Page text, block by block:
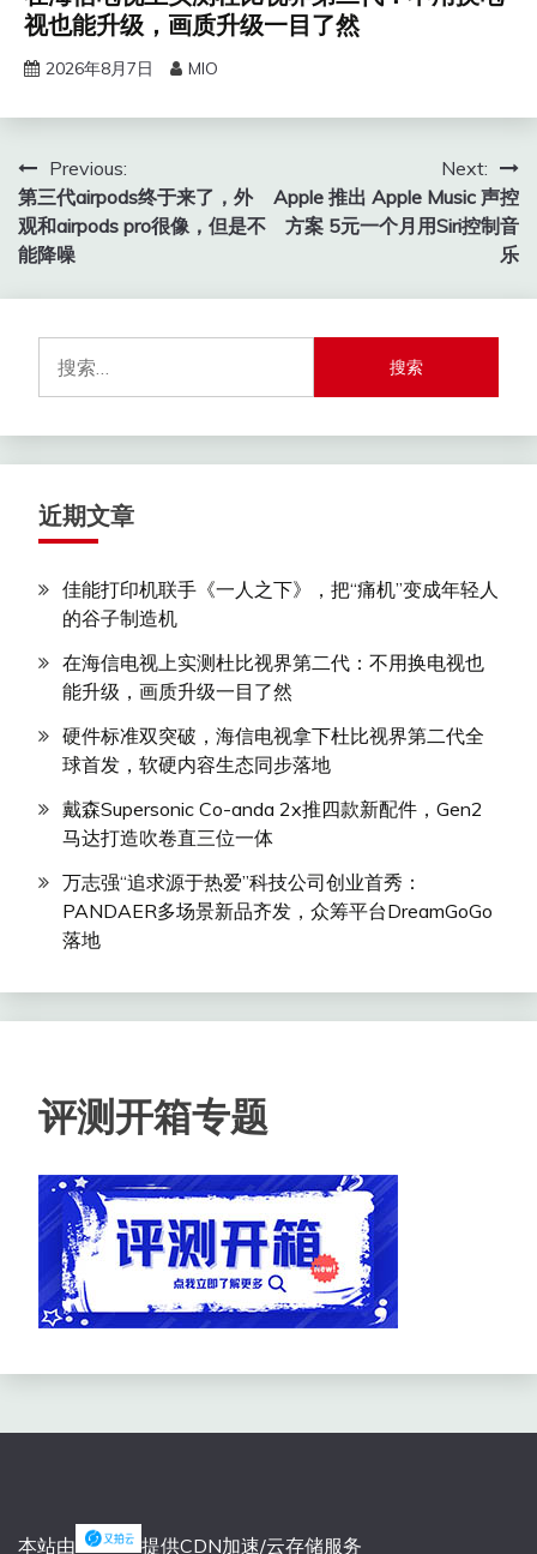
视也能升级，画质升级一目了然
2026年8月7日 MIO
文
章
导
航
Previous:
第三代airpods终于来了，外
观和airpods pro很像，但是不
能降噪
Next:
Apple 推出 Apple Music 声控
方案 5元一个月用Siri控制音
乐
索：
近期文章
佳能打印机联手《一人之下》，把“痛机”变成年轻人
的谷子制造机
在海信电视上实测杜比视界第二代：不用换电视也
能升级，画质升级一目了然
硬件标准双突破，海信电视拿下杜比视界第二代全
球首发，软硬内容生态同步落地
戴森Supersonic Co-anda 2x推四款新配件，Gen2
马达打造吹卷直三位一体
万志强“追求源于热爱”科技公司创业首秀：
PANDAER多场景新品齐发，众筹平台DreamGoGo
落地
评测开箱专题
本站由 提供CDN加速/云存储服务